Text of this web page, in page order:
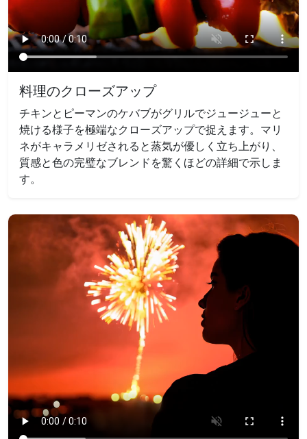
料理のクローズアップ
チキンとピーマンのケバブがグリルでジュージューと
焼ける様子を極端なクローズアップで捉えます。マリ
ネがキャラメリゼされると蒸気が優しく立ち上がり、
質感と色の完璧なブレンドを驚くほどの詳細で示しま
す。